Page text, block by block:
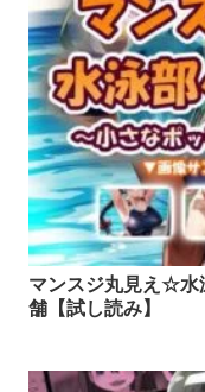
マンスジ丸見え☆
舗【試し読み】